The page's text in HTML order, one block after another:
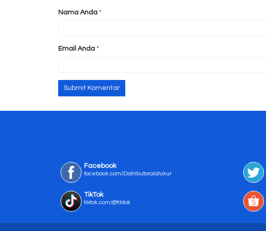
Nama Anda *
Email Anda *
Facebook
facebook.com/Distributoralatukur
TikTok
tiktok.com/@tiktok